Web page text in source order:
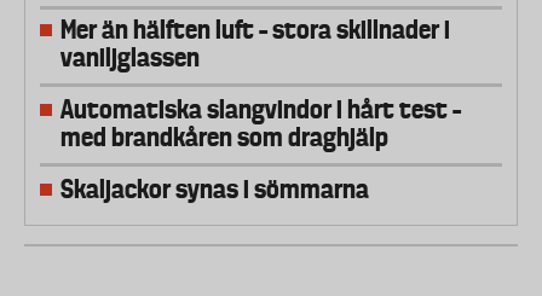
Mer än hälften luft – stora skillnader i
vaniljglassen
Automatiska slangvindor i hårt test –
med brandkåren som draghjälp
Skaljackor synas i sömmarna